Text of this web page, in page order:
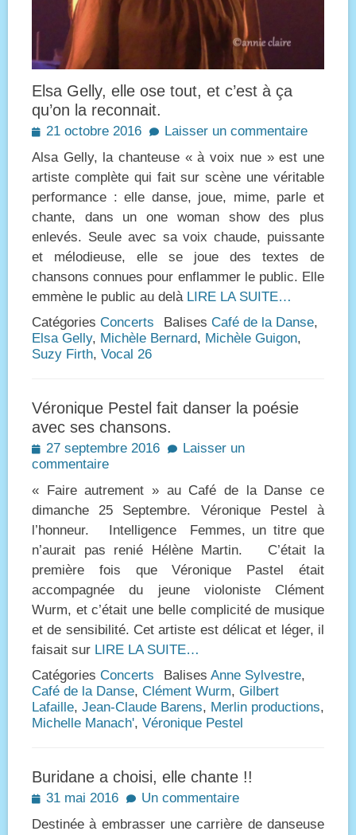
Elsa Gelly, elle ose tout, et c’est à ça
qu’on la reconnait.
Posted
21 octobre 2016
Laisser un commentaire
Alsa Gelly, la chanteuse « à voix nue » est une
artiste complète qui fait sur scène une véritable
performance : elle danse, joue, mime, parle et
chante, dans un one woman show des plus
enlevés. Seule avec sa voix chaude, puissante
et mélodieuse, elle se joue des textes de
chansons connues pour enflammer le public. Elle
emmène le public au delà LIRE LA SUITE…
Catégories Concerts Balises Café de la Danse,
Elsa Gelly, Michèle Bernard, Michèle Guigon,
Suzy Firth, Vocal 26
Véronique Pestel fait danser la poésie
avec ses chansons.
Posted
on
27 septembre 2016
Laisser un
commentaire
« Faire autrement » au Café de la Danse ce
dimanche 25 Septembre. Véronique Pestel à
l’honneur. Intelligence Femmes, un titre que
n’aurait pas renié Hélène Martin. C’était la
première fois que Véronique Pastel était
accompagnée du jeune violoniste Clément
Wurm, et c’était une belle complicité de musique
et de sensibilité. Cet artiste est délicat et léger, il
faisait sur LIRE LA SUITE…
Catégories Concerts Balises Anne Sylvestre,
Café de la Danse, Clément Wurm, Gilbert
Lafaille, Jean-Claude Barens, Merlin productions,
Michelle Manach', Véronique Pestel
Buridane a choisi, elle chante !!
Posted
31 mai 2016
Un commentaire
Destinée à embrasser une carrière de danseuse